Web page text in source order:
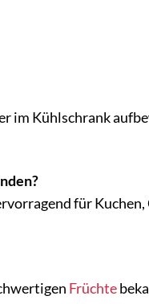
Kühlschrank
für
Früchte